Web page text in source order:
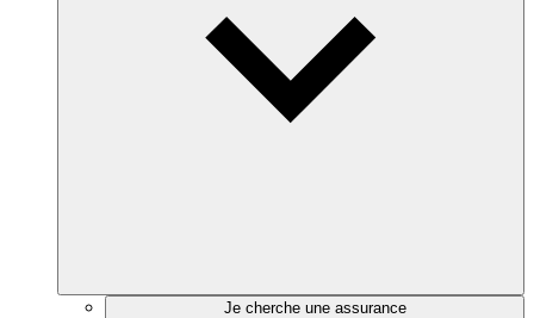
Je cherche une assurance